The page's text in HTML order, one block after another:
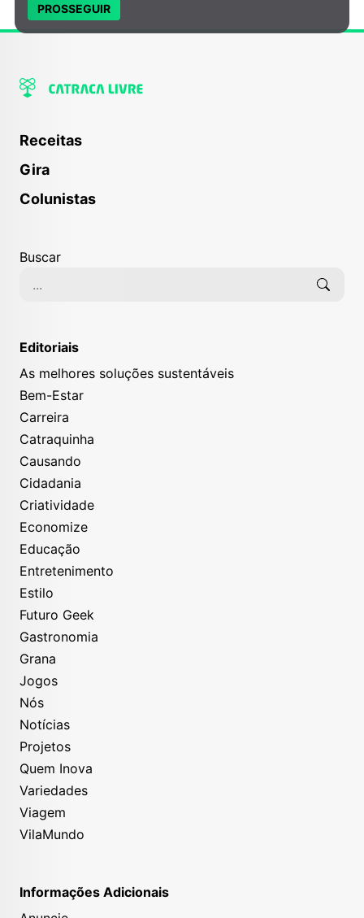
Receitas
Gira
Colunistas
Buscar
Editoriais
As melhores soluções sustentáveis
Bem-Estar
Carreira
Catraquinha
Causando
Cidadania
Criatividade
Economize
Educação
Entretenimento
Estilo
Futuro Geek
Gastronomia
Grana
Jogos
Nós
Notícias
Projetos
Quem Inova
Variedades
Viagem
VilaMundo
Informações Adicionais
PROSSEGUIR